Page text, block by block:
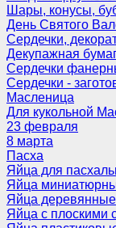
Шары, конусы,
День Святого
Сердечки,
Декупажная
Сердечки
Сердечки -
Масленица
Для кукольной
23 февраля
8 марта
Пасха
Яйца для
Яйца
Яйца деревянные
Яйца с плоскими